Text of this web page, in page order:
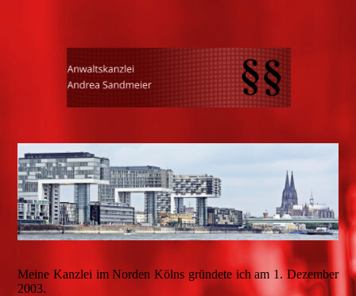
Meine Kanzlei im Norden Kölns gründete ich am 1. Dezember
2003.